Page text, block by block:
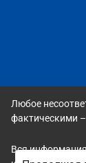
Любое
фактическими
Вся